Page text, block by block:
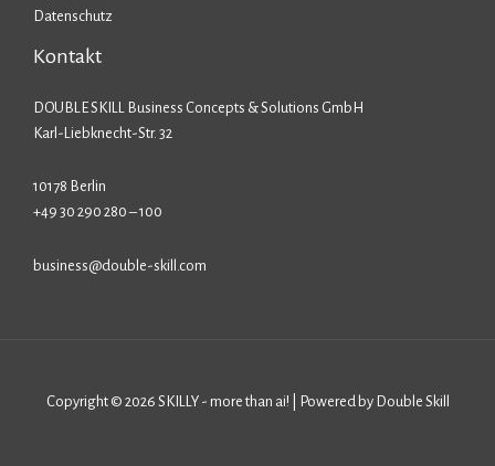
Datenschutz
Kontakt
DOUBLE SKILL Business Concepts & Solutions GmbH
Karl-Liebknecht-Str. 32
10178 Berlin
+49 30 290 280 – 100
business@double-skill.com
Copyright © 2026 SKILLY - more than ai! | Powered by Double Skill